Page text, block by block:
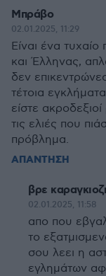
Μπράβο
02.01.2025, 11:29
Είναι ένα
και Έλληνας,
δεν
τέτοια
είστε
τις ελιές που
πρόβλημα.
ΑΠΑΝΤΗΣΗ
βρε
02.01.2025, 11:58
απο που
το
σου λεει η
εγλημάτων